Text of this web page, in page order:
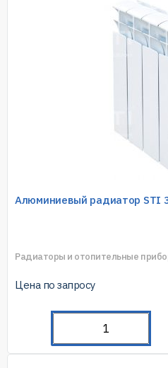
Алюминиевый радиатор STI
Радиаторы и отопительные
Цена по запросу